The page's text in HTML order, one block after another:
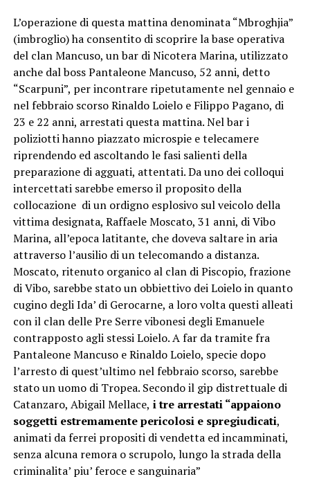
L’operazione di questa mattina denominata “Mbroghjia”
(imbroglio) ha consentito di scoprire la base operativa
del clan Mancuso, un bar di Nicotera Marina, utilizzato
anche dal boss Pantaleone Mancuso, 52 anni, detto
“Scarpuni”, per incontrare ripetutamente nel gennaio e
nel febbraio scorso Rinaldo Loielo e Filippo Pagano, di
23 e 22 anni, arrestati questa mattina. Nel bar i
poliziotti hanno piazzato microspie e telecamere
riprendendo ed ascoltando le fasi salienti della
preparazione di agguati, attentati. Da uno dei colloqui
intercettati sarebbe emerso il proposito della
collocazione di un ordigno esplosivo sul veicolo della
vittima designata, Raffaele Moscato, 31 anni, di Vibo
Marina, all’epoca latitante, che doveva saltare in aria
attraverso l’ausilio di un telecomando a distanza.
Moscato, ritenuto organico al clan di Piscopio, frazione
di Vibo, sarebbe stato un obbiettivo dei Loielo in quanto
cugino degli Ida’ di Gerocarne, a loro volta questi alleati
con il clan delle Pre Serre vibonesi degli Emanuele
contrapposto agli stessi Loielo. A far da tramite fra
Pantaleone Mancuso e Rinaldo Loielo, specie dopo
l’arresto di quest’ultimo nel febbraio scorso, sarebbe
stato un uomo di Tropea. Secondo il gip distrettuale di
Catanzaro, Abigail Mellace, i tre arrestati “appaiono
soggetti estremamente pericolosi e spregiudicati,
animati da ferrei propositi di vendetta ed incamminati,
senza alcuna remora o scrupolo, lungo la strada della
criminalita’ piu’ feroce e sanguinaria”